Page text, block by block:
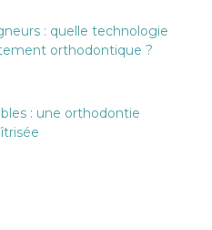
: quelle technologie
orthodontique ?
: une orthodontie